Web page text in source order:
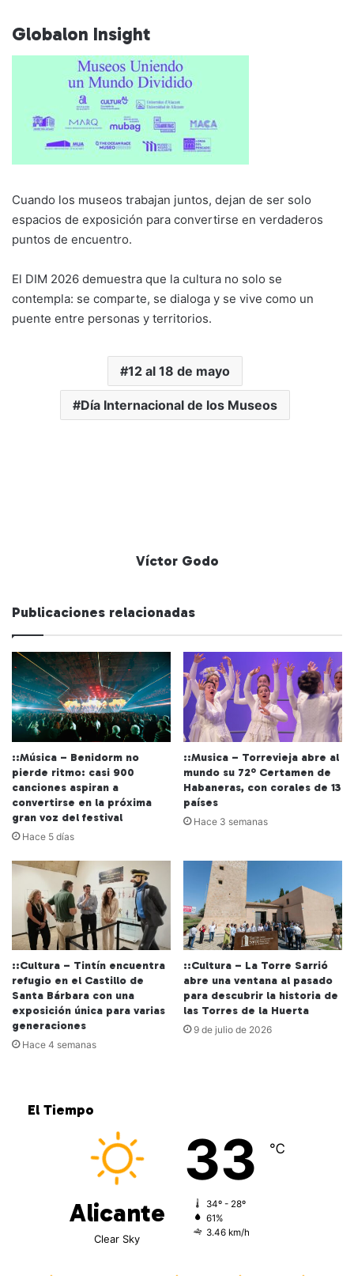
Globalon Insight
Cuando los museos trabajan juntos, dejan de ser solo
espacios de exposición para convertirse en verdaderos
puntos de encuentro.
El DIM 2026 demuestra que la cultura no solo se
contempla: se comparte, se dialoga y se vive como un
puente entre personas y territorios.
12 al 18 de mayo
Día Internacional de los Museos
Víctor Godo
Publicaciones relacionadas
::Música – Benidorm no
pierde ritmo: casi 900
canciones aspiran a
convertirse en la próxima
gran voz del festival
Hace 5 días
::Musica – Torrevieja abre al
mundo su 72º Certamen de
Habaneras, con corales de 13
países
Hace 3 semanas
::Cultura – Tintín encuentra
refugio en el Castillo de
Santa Bárbara con una
exposición única para varias
generaciones
Hace 4 semanas
::Cultura – La Torre Sarrió
abre una ventana al pasado
para descubrir la historia de
las Torres de la Huerta
9 de julio de 2026
El Tiempo
Alicante
Clear Sky
33 ℃
34º - 28º
61%
3.46 km/h